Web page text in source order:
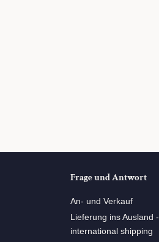
Frage und Antwort
An- und Verkauf
Lieferung ins Ausland -
international shipping